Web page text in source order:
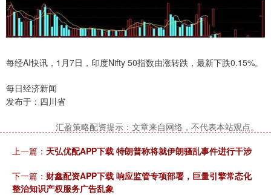
每经AI快讯，1月7日，印度Nifty 50指数由涨转跌，最新下跌0.15%。
每日经济新闻
发布于：四川省
汇盈策略配资提示：文章来自网络，不代表本站观点。
上一篇： 天弘优配APP下载 特朗普称将就伊朗骚乱事件进行干涉
下一篇： 财鑫配资APP下载 响应监管专项部署，巨量引擎常态化
整治知识产权服务广告乱象